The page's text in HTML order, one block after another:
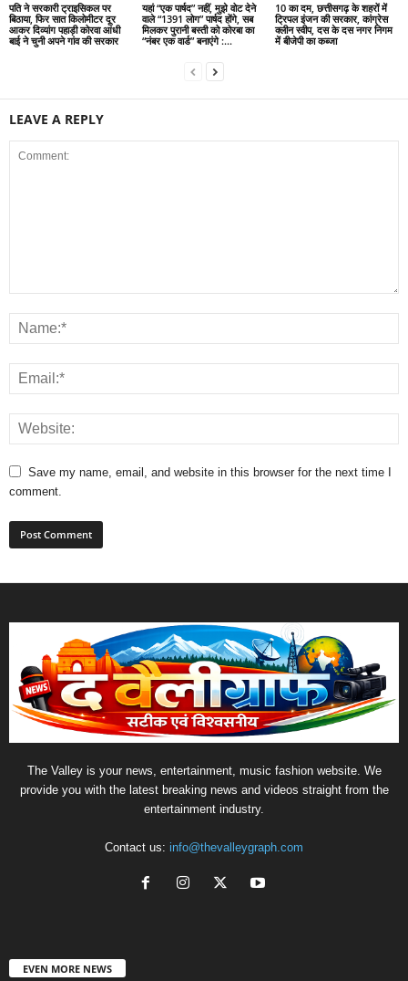
पति ने सरकारी ट्राइसिकल पर
बिठाया, फिर सात किलोमीटर दूर
आकर दिव्यांग पहाड़ी कोरवा आंधी
बाई ने चुनी अपने गांव की सरकार
यहां “एक पार्षद” नहीं, मुझे वोट देने
वाले “1391 लोग” पार्षद होंगे, सब
मिलकर पुरानी बस्ती को कोरबा का
“नंबर एक वार्ड” बनाएंगे :...
10 का दम, छत्तीसगढ़ के शहरों में
ट्रिपल इंजन की सरकार, कांग्रेस
क्लीन स्वीप, दस के दस नगर निगम
में बीजेपी का कब्जा
LEAVE A REPLY
Save my name, email, and website in this browser for the next time I
comment.
The Valley is your news, entertainment, music fashion website. We
provide you with the latest breaking news and videos straight from the
entertainment industry.
Contact us: info@thevalleygraph.com
EVEN MORE NEWS